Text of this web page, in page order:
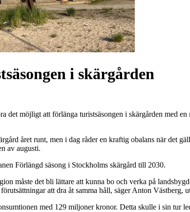
i skärgården
möjligt att förlänga turistsäsongen i skärgården med
året runt, men i dag råder en kraftig obalans när det
av augusti.
Förlängd säsong i Stockholms skärgård till 2030.
måste det bli lättare att kunna bo och verka på
att dra åt samma håll, säger Anton Västberg,
med 129 miljoner kronor. Detta skulle i sin